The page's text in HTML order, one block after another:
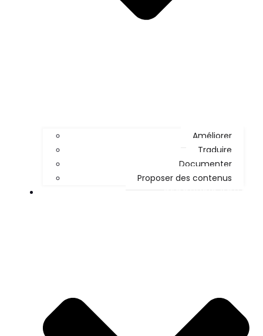
Améliorer
Traduire
Documenter
Proposer des contenus
DÉCOUVRIR KOHA